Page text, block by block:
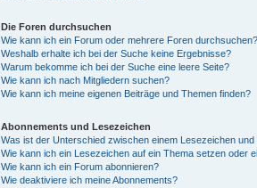
Die Foren durchsuchen
Wie kann ich ein Forum oder mehrere Foren durchsuchen?
Weshalb erhalte ich bei der Suche keine Ergebnisse?
Warum bekomme ich bei der Suche eine leere Seite?
Wie kann ich nach Mitgliedern suchen?
Wie kann ich meine eigenen Beiträge und Themen finden?
Abonnements und Lesezeichen
Was ist der Unterschied zwischen einem Lesezeichen
Wie kann ich ein Lesezeichen auf ein Thema setzen oder
Wie kann ich ein Forum abonnieren?
Wie deaktiviere ich meine Abonnements?